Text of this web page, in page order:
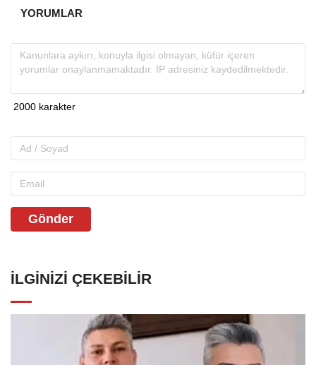
YORUMLAR
Gönder
İLGINIZI ÇEKEBILIR